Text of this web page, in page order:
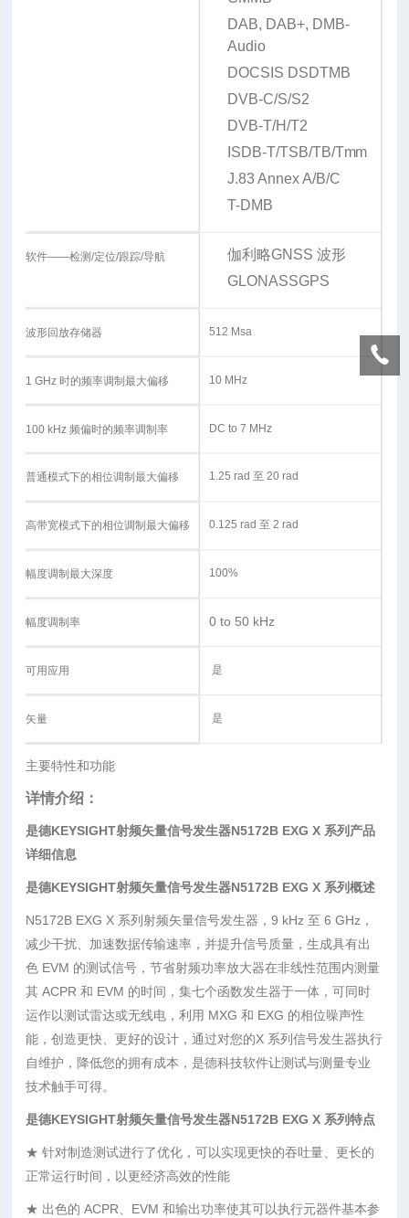
DAB, DAB+, DMB-
Audio
DOCSIS DSDTMB
DVB-C/S/S2
DVB-T/H/T2
ISDB-T/TSB/TB/Tmm
J.83 Annex A/B/C
T-DMB
软件——检测/定位/跟踪/导航 伽利略GNSS 波形
GLONASSGPS
波形回放存储器 512 Msa
1 GHz 时的频率调制最大偏移 10 MHz
100 kHz 频偏时的频率调制率 DC to 7 MHz
普通模式下的相位调制最大偏移 1.25 rad 至 20 rad
高带宽模式下的相位调制最大偏移 0.125 rad 至 2 rad
幅度调制最大深度 100%
幅度调制率 0 to 50 kHz
可用应用 是
矢量 是
主要特性和功能
详情介绍：
是德KEYSIGHT射频矢量信号发生器N5172B EXG X 系列产品
详细信息
是德KEYSIGHT射频矢量信号发生器N5172B EXG X 系列概述
N5172B EXG X 系列射频矢量信号发生器，9 kHz 至 6 GHz，
减少干扰、加速数据传输速率，并提升信号质量，生成具有出
色 EVM 的测试信号，节省射频功率放大器在非线性范围内测量
其 ACPR 和 EVM 的时间，集七个函数发生器于一体，可同时
运作以测试雷达或无线电，利用 MXG 和 EXG 的相位噪声性
能，创造更快、更好的设计，通过对您的X 系列信号发生器执行
自维护，降低您的拥有成本，是德科技软件让测试与测量专业
技术触手可得。
是德KEYSIGHT射频矢量信号发生器N5172B EXG X 系列特点
★ 针对制造测试进行了优化，可以实现更快的吞吐量、更长的
正常运行时间，以更经济高效的性能
★ 出色的 ACPR、EVM 和输出功率使其可以执行元器件基本参